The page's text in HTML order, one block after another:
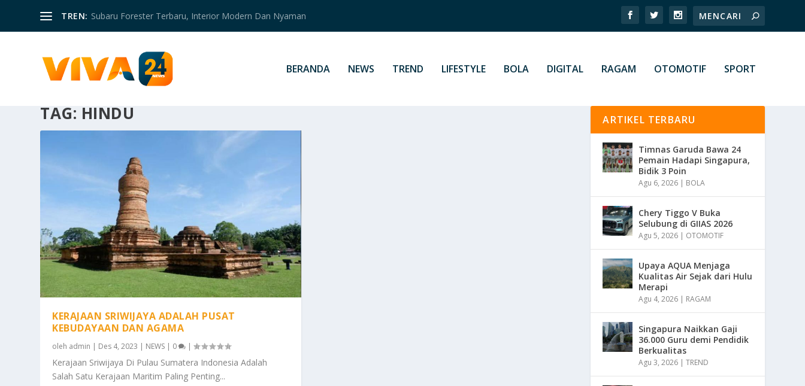
TREN: Subaru Forester Terbaru, Interior Modern Dan Nyaman
BERANDA NEWS TREND LIFESTYLE BOLA DIGITAL RAGAM OTOMOTIF SPORT
TAG: HINDU
KERAJAAN SRIWIJAYA ADALAH PUSAT
KEBUDAYAAN DAN AGAMA
oleh admin | Des 4, 2023 | NEWS | 0 |
Kerajaan Sriwijaya Di Pulau Sumatera Indonesia Adalah
Salah Satu Kerajaan Maritim Paling Penting...
ARTIKEL TERBARU
Timnas Garuda Bawa 24
Pemain Hadapi Singapura,
Bidik 3 Poin
Agu 6, 2026 | BOLA
Chery Tiggo V Buka
Selubung di GIIAS 2026
Agu 5, 2026 | OTOMOTIF
Upaya AQUA Menjaga
Kualitas Air Sejak dari Hulu
Merapi
Agu 4, 2026 | RAGAM
Singapura Naikkan Gaji
36.000 Guru demi Pendidik
Berkualitas
Agu 3, 2026 |TREND